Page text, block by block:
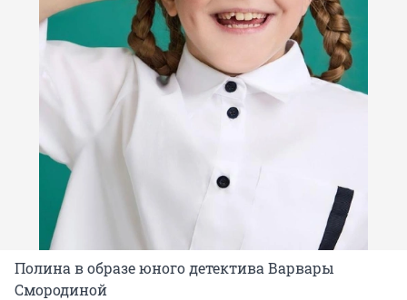
Полина в образе юного детектива Варвары
Смородиной